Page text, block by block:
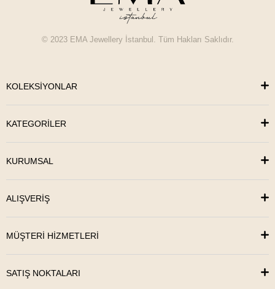
© 2023 EMA Jewellery İstanbul. Tüm Hakları Saklıdır.
KOLEKSİYONLAR
KATEGORİLER
KURUMSAL
ALIŞVERİŞ
MÜŞTERİ HİZMETLERİ
SATIŞ NOKTALARI